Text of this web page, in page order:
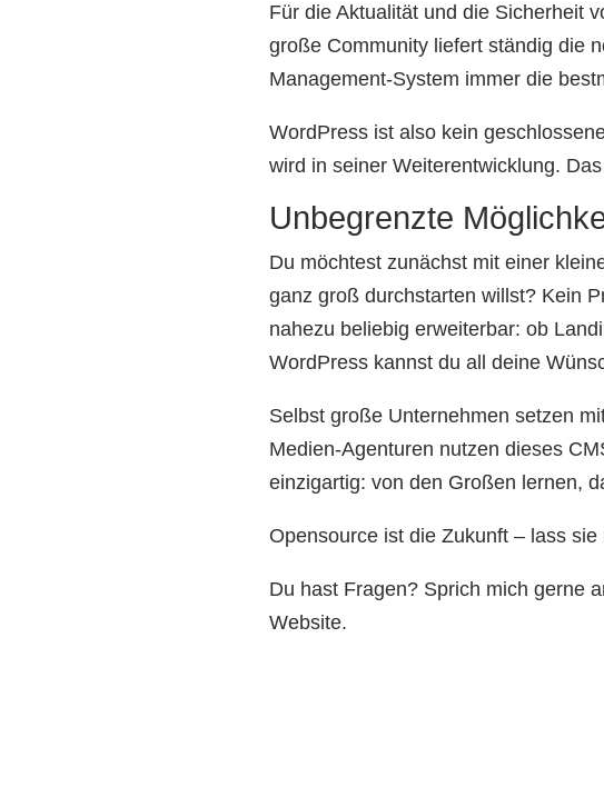
Für die Aktualität und die Sicherheit
große Community liefert ständig die
Management-System immer die
WordPress ist also kein
wird in seiner Weiterentwicklung.
Unbegrenzte
Du möchtest zunächst mit einer
ganz groß durchstarten willst? Kein
nahezu beliebig erweiterbar: ob
WordPress kannst du all deine
Selbst große Unternehmen setzen
Medien-Agenturen nutzen dieses
einzigartig: von den Großen lernen,
Opensource ist die Zukunft – lass
Du hast Fragen? Sprich mich gerne
Website.